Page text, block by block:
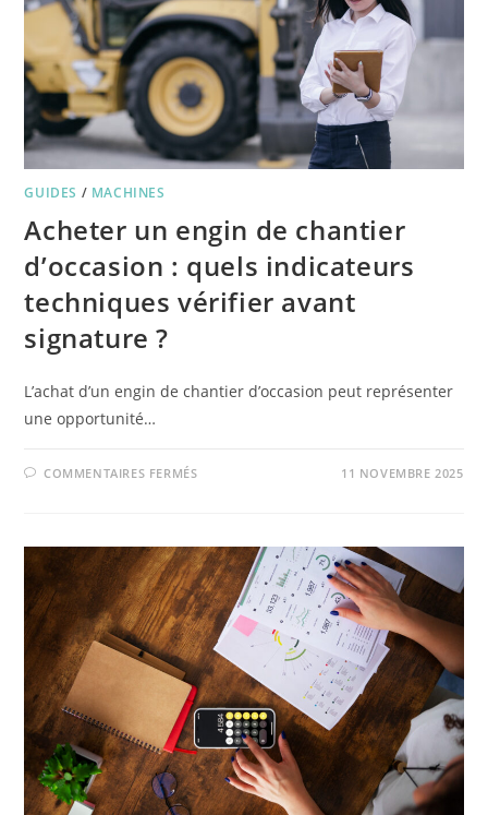
GUIDES / MACHINES
Acheter un engin de chantier
d’occasion : quels indicateurs
techniques vérifier avant
signature ?
L’achat d’un engin de chantier d’occasion peut représenter
une opportunité…
COMMENTAIRES FERMÉS 11 NOVEMBRE 2025